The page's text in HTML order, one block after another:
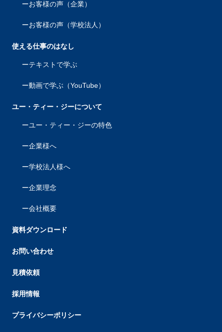
お客様の声（企業）
お客様の声（学校法人）
使える仕事のはなし
テキストで学ぶ
動画で学ぶ（YouTube）
ユー・ティー・ジーについて
ユー・ティー・ジーの特色
企業様へ
学校法人様へ
企業理念
会社概要
資料ダウンロード
お問い合わせ
見積依頼
採用情報
プライバシーポリシー